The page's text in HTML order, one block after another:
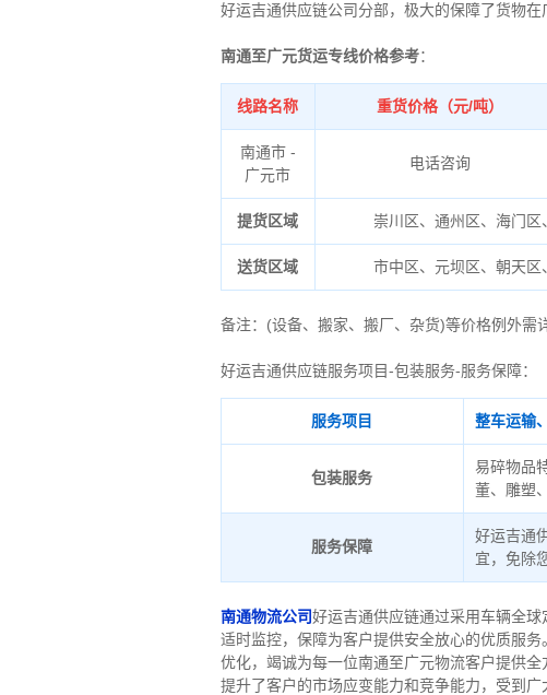
好运吉通供应链公司分部，极大的保障了货物
南通至广元货运专线价格参考：
线路名称 重货价格（元/吨）
南通市 -
广元市
电话咨询
提货区域 崇川区、通州区、海门
送货区域 市中区、元坝区、朝天
备注： (设备、搬家、搬厂、杂货)等价格例外需
好运吉通供应链服务项目-包装服务-服务保障：
服务项目 整车运输
包装服务
易碎物品
董、雕塑
服务保障
好运吉通
宜，免除
南通物流公司好运吉通供应链通过采用车辆全
适时监控，保障为客户提供安全放心的优质服
优化，竭诚为每一位南通至广元物流客户提供
提升了客户的市场应变能力和竞争能力，受到广